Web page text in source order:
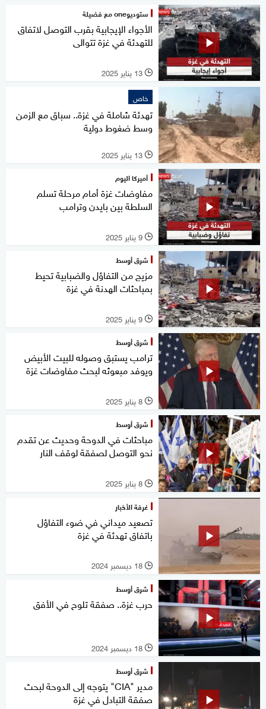
ستوديوone مع فضيلة
الأجواء الإيجابية بقرب التوصل لاتفاق
للتهدئة في غزة تتوالى
l 13 يناير 2025
خاص
تهدئة شاملة في غزة.. سباق مع الزمن
وسط ضغوط دولية
l 13 يناير 2025
أميركا اليوم
مفاوضات غزة أمام مرحلة تسلم
السلطة بين بايدن وترامب
l 9 يناير 2025
شرق أوسط
مزيج من التفاؤل والضبابية تحيط
بمباحثات الهدنة في غزة
l 9 يناير 2025
شرق أوسط
ترامب يستبق وصوله للبيت الأبيض
ويوفد مبعوثه لبحث مفاوضات غزة
l 8 يناير 2025
شرق أوسط
مباحثات في الدوحة وحديث عن تقدم
نحو التوصل لصفقة لوقف النار
l 8 يناير 2025
غرفة الأخبار
تصعيد ميداني في ضوء التفاؤل
باتفاق تهدئة في غزة
l 18 ديسمبر 2024
شرق أوسط
حرب غزة.. صفقة تلوح في الأفق
l 18 ديسمبر 2024
شرق أوسط
مدير "CIA" يتوجه إلى الدوحة لبحث
صفقة التبادل في غزة